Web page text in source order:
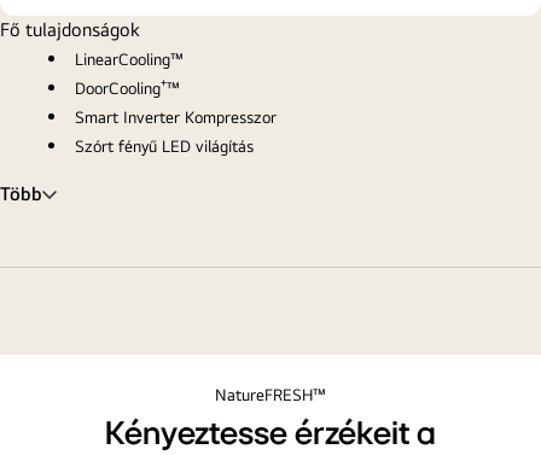
oldaloldal
Fő tulajdonságok
LinearCooling™
DoorCooling⁺™
Smart Inverter Kompresszor
Szórt fényű LED világítás
Több
NatureFRESH™
Kényeztesse érzékeit a